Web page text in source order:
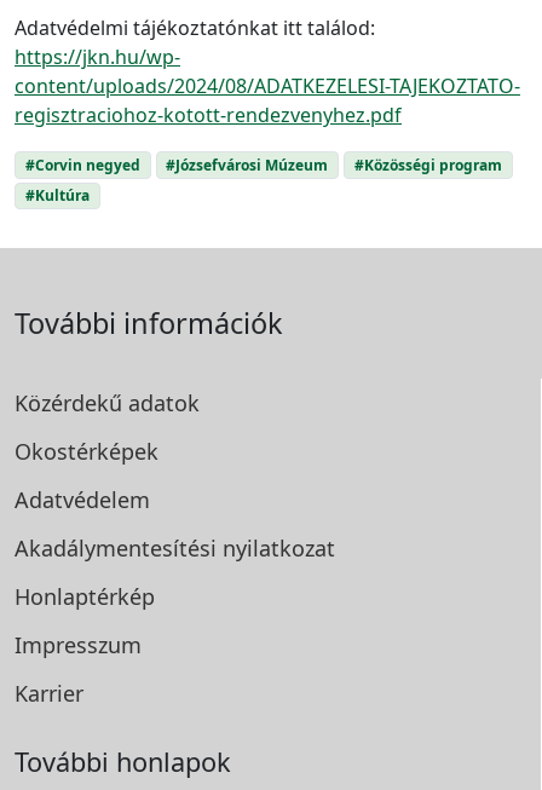
Adatvédelmi tájékoztatónkat itt találod:
https://jkn.hu/wp-
content/uploads/2024/08/ADATKEZELESI-TAJEKOZTATO-
regisztraciohoz-kotott-rendezvenyhez.pdf
#Corvin negyed #Józsefvárosi Múzeum
#Közösségi program
#Kultúra
További információk
Közérdekű adatok
Okostérképek
Adatvédelem
Akadálymentesítési nyilatkozat
Honlaptérkép
Impresszum
Karrier
További honlapok